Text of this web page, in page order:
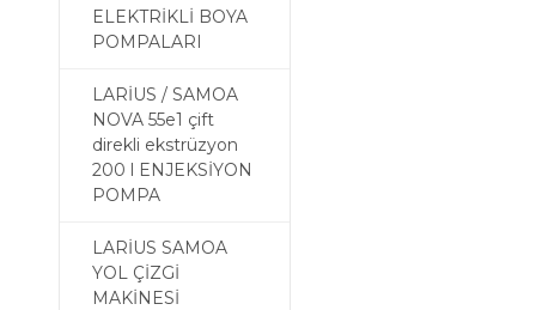
ELEKTRİKLİ BOYA
POMPALARI
LARİUS / SAMOA
NOVA 55e1 çift
direkli ekstrüzyon
200 l ENJEKSİYON
POMPA
LARİUS SAMOA
YOL ÇİZGİ
MAKİNESİ